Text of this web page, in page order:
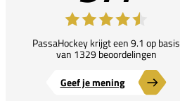
PassaHockey krijgt een 9.1 op basis
van 1329 beoordelingen
Geef je mening